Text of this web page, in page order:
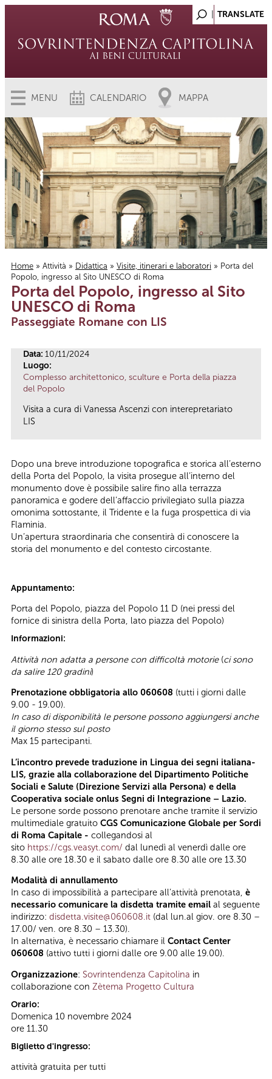
MENU CALENDARIO MAPPA
Tu sei qui
Home » Attività » Didattica » Visite, itinerari e laboratori » Porta del
Popolo, ingresso al Sito UNESCO di Roma
Porta del Popolo, ingresso al Sito
UNESCO di Roma
Passeggiate Romane con LIS
Data: 10/11/2024
Luogo:
Complesso architettonico, sculture e Porta della piazza
del Popolo
Visita a cura di Vanessa Ascenzi con interepretariato
LIS
Dopo una breve introduzione topografica e storica all’esterno
della Porta del Popolo, la visita prosegue all’interno del
monumento dove è possibile salire fino alla terrazza
panoramica e godere dell’affaccio privilegiato sulla piazza
omonima sottostante, il Tridente e la fuga prospettica di via
Flaminia.
Un’apertura straordinaria che consentirà di conoscere la
storia del monumento e del contesto circostante.
Appuntamento:
Porta del Popolo, piazza del Popolo 11 D (nei pressi del
fornice di sinistra della Porta, lato piazza del Popolo)
Informazioni:
Attività non adatta a persone con difficoltà motorie(ci sono
da salire 120 gradini)
Prenotazione obbligatoria allo 060608 (tutti i giorni dalle
9.00 - 19.00).
In caso di disponibilità le persone possono aggiungersi anche
il giorno stesso sul posto
Max 15 partecipanti.
L’incontro prevede traduzione in Lingua dei segni italiana-
LIS, grazie alla collaborazione del Dipartimento Politiche
Sociali e Salute (Direzione Servizi alla Persona) e della
Cooperativa sociale onlus Segni di Integrazione – Lazio.
Le persone sorde possono prenotare anche tramite il servizio
multimediale gratuito CGS Comunicazione Globale per Sordi
di Roma Capitale - collegandosi al
sito https://cgs.veasyt.com/ dal lunedì al venerdì dalle ore
8.30 alle ore 18.30 e il sabato dalle ore 8.30 alle ore 13.30
Modalità di annullamento
In caso di impossibilità a partecipare all’attività prenotata, è
necessario comunicare la disdetta tramite email al seguente
indirizzo: disdetta.visite@060608.it (dal lun.al giov. ore 8.30 –
17.00/ ven. ore 8.30 – 13.30).
In alternativa, è necessario chiamare il Contact Center
060608 (attivo tutti i giorni dalle ore 9.00 alle 19.00).
Organizzazione: Sovrintendenza Capitolina in
collaborazione con Zètema Progetto Cultura
Orario:
Domenica 10 novembre 2024
ore 11.30
Biglietto d'ingresso:
attività gratuita per tutti